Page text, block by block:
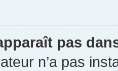
pas
n’a pas